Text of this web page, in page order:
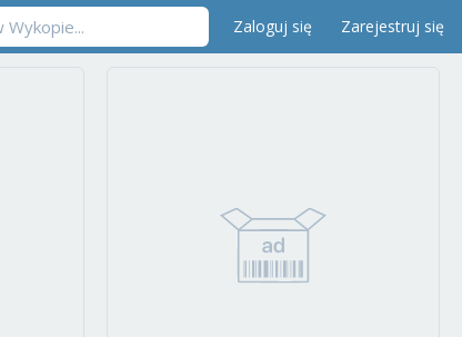
Zaloguj się Zarejestruj się